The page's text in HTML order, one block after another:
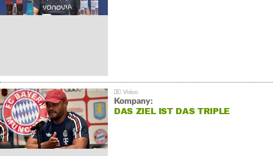
Kompany:
DAS ZIEL IST DAS TRIPLE